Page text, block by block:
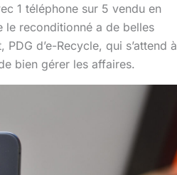
1 téléphone sur 5 vendu en
le reconditionné a de belles
d’e-Recycle, qui s’attend à
bien gérer les affaires.